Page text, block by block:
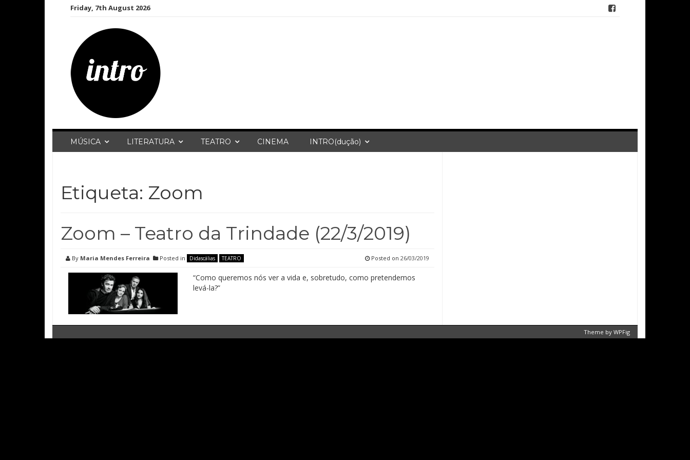
Friday, 7th August 2026
MÚSICA LITERATURA TEATRO CINEMA INTRO(dução)
Etiqueta: Zoom
Zoom – Teatro da Trindade (22/3/2019)
By Maria Mendes Ferreira Posted in Didascálias TEATRO Posted on 26/03/2019
“Como queremos nós ver a vida e, sobretudo, como pretendemos
levá-la?”
Theme by WPFig